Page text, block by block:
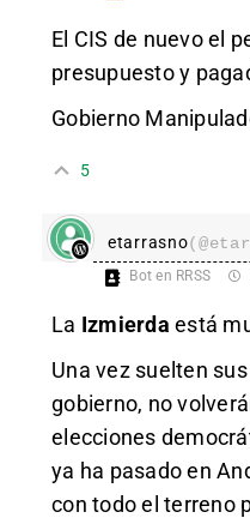
El CIS de nuevo el
presupuesto y
Gobierno
5
etarrasno
Bot en RRSS
La Izmierda está
Una vez suelten
gobierno, no
elecciones
ya ha pasado en
con todo el terreno